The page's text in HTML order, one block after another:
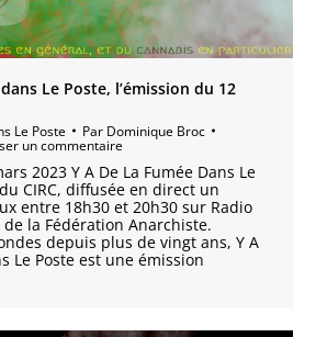
Le Poste, l’émission du 12
Le Poste Par Dominique Broc
un commentaire
2023 Y A De La Fumée Dans Le
CIRC, diffusée en direct un
entre 18h30 et 20h30 sur Radio
la Fédération Anarchiste.
depuis plus de vingt ans, Y A
Le Poste est une émission